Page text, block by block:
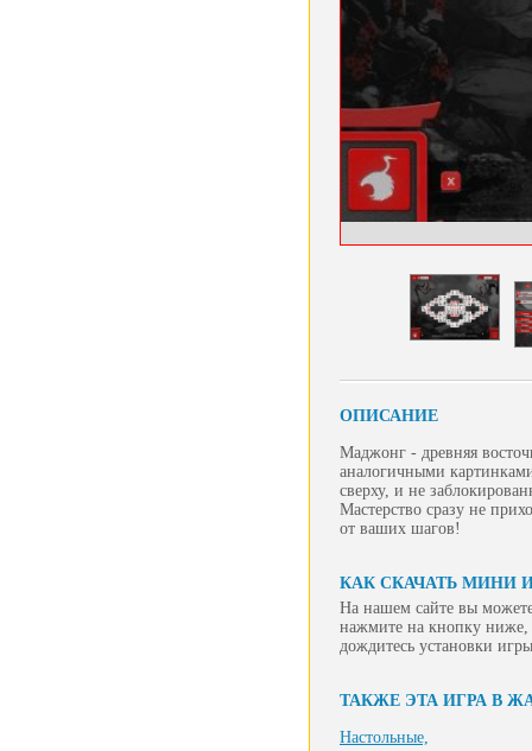
ОПИСАНИЕ
Маджонг - древняя
аналогичными
сверху, и не
Мастерство сразу не
от ваших шагов!
КАК СКАЧАТЬ МИНИ
На нашем сайте вы
нажмите на кнопку ниже,
дождитесь установки
ТАКЖЕ ЭТА ИГРА В
Настольные,